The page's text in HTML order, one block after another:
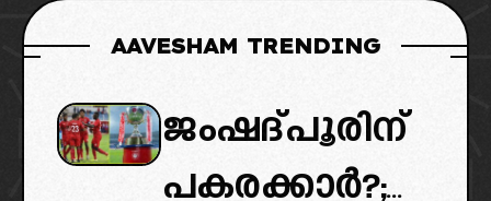
AAVESHAM TRENDING
ജംഷദ്പൂരിന്
പകരക്കാർ?;